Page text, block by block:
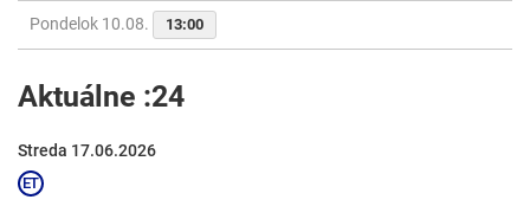
Pondelok 10.08. 13:00
Aktuálne :24
Streda 17.06.2026